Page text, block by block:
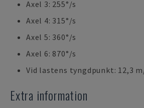
Axel 3: 255°/s
Axel 4: 315°/s
Axel 5: 360°/s
Axel 6: 870°/s
Vid lastens tyngdpunkt: 12,3
Extra information